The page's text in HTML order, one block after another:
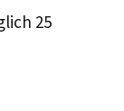
25